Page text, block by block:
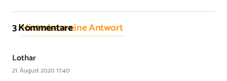
3Kommentare
.Hinterlasse eine Antwort
Lothar
21. August 2020 17:40